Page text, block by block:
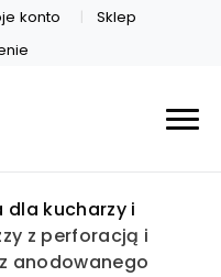
konto
Sklep
dla kucharzy i
z perforacją i
anodowanego